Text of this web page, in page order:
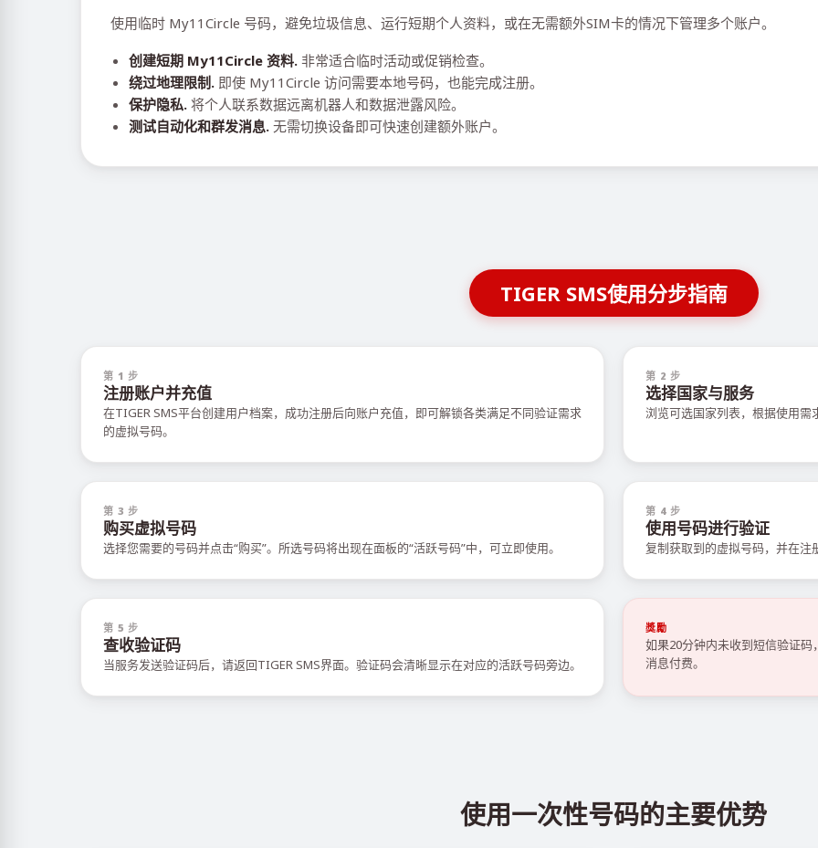
使用临时 My11Circle 号码，避免垃圾信息、运行短期个人资料，或在无需额外SIM卡的情况下管理多个账户。
创建短期 My11Circle 资料. 非常适合临时活动或促销检查。
绕过地理限制. 即使 My11Circle 访问需要本地号码，也能完成注册。
保护隐私. 将个人联系数据远离机器人和数据泄露风险。
测试自动化和群发消息. 无需切换设备即可快速创建额外账户。
TIGER SMS使用分步指南
第 1 步
注册账户并充值
在TIGER SMS平台创建用户档案，成功注册后向账户充值，即可解锁各类满足不同验证需求
的虚拟号码。
第 2 步
选择国家与服务
浏览可选国家列表，根据使用需
第 3 步
购买虚拟号码
选择您需要的号码并点击“购买”。所选号码将出现在面板的“活跃号码”中，可立即使用。
第 4 步
使用号码进行验证
复制获取到的虚拟号码，并在
第 5 步
查收验证码
当服务发送验证码后，请返回TIGER SMS界面。验证码会清晰显示在对应的活跃号码旁边。
獎勵
如果20分钟内未收到短信验证
消息付费。
使用一次性号码的主要优势